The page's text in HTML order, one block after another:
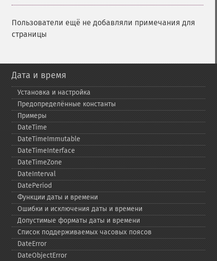
Пользователи ещё не добавляли примечания для
страницы
Дата и время
Установка и настройка
Предопределённые константы
Примеры
DateTime
DateTimeImmutable
DateTimeInterface
DateTimeZone
DateInterval
DatePeriod
Функции даты и времени
Ошибки и исключения даты и времени
Допустимые форматы даты и времени
Список поддерживаемых часовых поясов
DateError
DateObjectError